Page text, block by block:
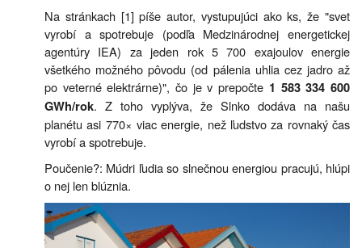
Na stránkach [1] píše autor, vystupujúci ako ks, že "svet
vyrobí a spotrebuje (podľa Medzinárodnej energetickej
agentúry IEA) za jeden rok 5 700 exajoulov energie
všetkého možného pôvodu (od pálenia uhlia cez jadro až
po veterné elektrárne)", čo je v prepočte 1 583 334 600
GWh/rok. Z toho vyplýva, že Slnko dodáva na našu
planétu asi 770× viac energie, než ľudstvo za rovnaký čas
vyrobí a spotrebuje.
Poučenie?: Múdri ľudia so slnečnou energiou pracujú, hlúpi
o nej len blúznia.